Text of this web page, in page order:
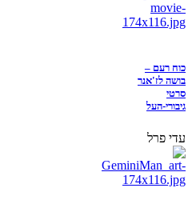
כוח רעם –
בושה לז'אנר
סרטי
גיבורי-העל
עדי פרל